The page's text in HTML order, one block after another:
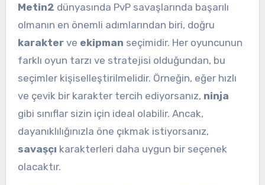
Metin2 dünyasında PvP savaşlarında başarılı
olmanın en önemli adımlarından biri, doğru
karakterve ekipman seçimidir. Her oyuncunun
farklı oyun tarzı ve stratejisi olduğundan, bu
seçimler kişiselleştirilmelidir. Örneğin, eğer hızlı
ve çevik bir karakter tercih ediyorsanız, ninja
gibi sınıflar sizin için ideal olabilir. Ancak,
dayanıklılığınızla öne çıkmak istiyorsanız,
savaşçı karakterleri daha uygun bir seçenek
olacaktır.